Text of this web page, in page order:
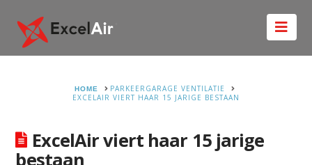
HOME
PARKEERGARAGE VENTILATIE
EXCELAIR VIERT HAAR 15 JARIGE BESTAAN
ExcelAir viert haar 15 jarige
bestaan